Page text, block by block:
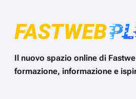
Il nuovo spazio online di
formazione, informazione e